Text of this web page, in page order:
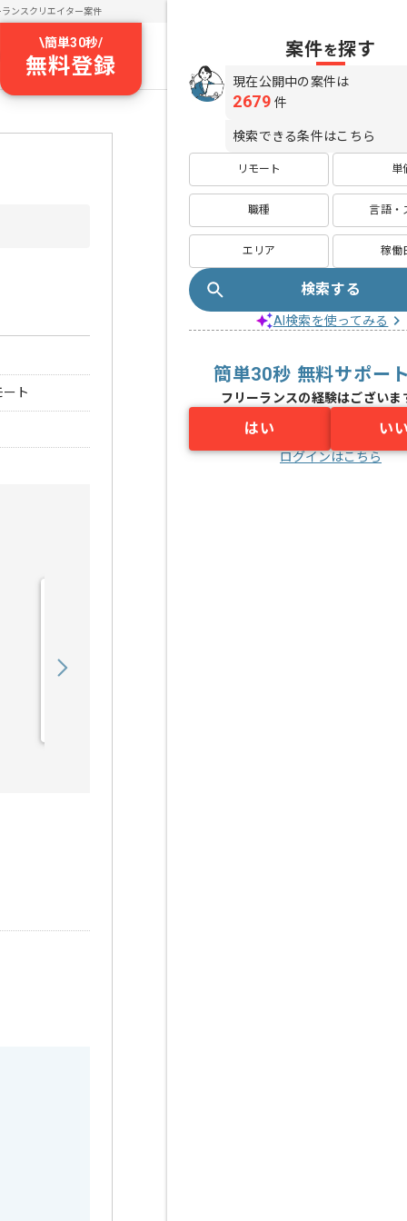
ランスクリエイター案件
\簡単30秒/
無料登録
ト
案件を探す
現在公開中の案件は
2679 件
検索できる条件はこちら
リモート 単
職種 言語・
エリア 稼働
検索する
AI検索を使ってみる
簡単30秒 無料サポー
フリーランスの経験はございま
はい い
ログインはこちら